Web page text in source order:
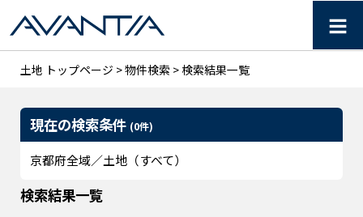
【AVANTIA】京都府の土≡
土地 トップページ >物件検索 > 検索結果一覧
現在の検索条件 (0件)
京都府全域／土地（すべて）
検索結果一覧